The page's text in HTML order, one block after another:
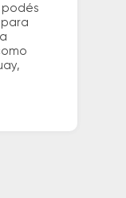
podés